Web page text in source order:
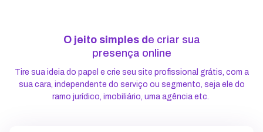
O jeito simples d e criar sua
presença online
Tire sua ideia do papel e crie seu site profissional grátis, com a
sua cara, independente do serviço ou segmento, seja ele do
ramo jurídico, imobiliário, uma agência etc.